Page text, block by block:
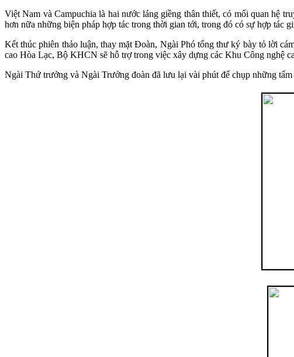
Việt Nam và Campuchia là hai nước láng giềng thân thiết, có mối quan hệ
hơn nữa những biện pháp hợp tác trong thời gian tới, trong đó có sự hợp
Kết thúc phiên thảo luận, thay mặt Đoàn, Ngài Phó tổng thư ký bày tỏ lời
cao Hòa Lạc, Bộ KHCN sẽ hỗ trợ trong việc xây dựng các Khu Công nghệ
Ngài Thứ trưởng và Ngài Trưởng đoàn đã lưu lại vài phút để chụp những